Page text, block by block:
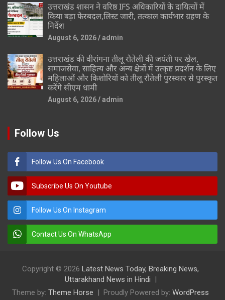
उत्तराखंड शासन ने वरिष्ठ IFS अधिकारियों के दायित्वों में
किया बड़ा फेरबदल,लिस्ट जारी, तत्काल कार्यभार ग्रहण के
निर्देश
August 6, 2026 admin
उत्तराखंड की वीरांगना तीलू रौतेली की जयंती पर खेल,
समाजसेवा, साहित्य और अन्य क्षेत्रों में उत्कृष्ट प्रदर्शन के लिए
महिलाओं और किशोरियों को तीलू रौतेली पुरस्कार से पुरस्कृत
करेंगे सीएम धामी
August 6, 2026 admin
Follow Us
Follow Us On Facebook
Subscribe Us On Youtube
Follow Us On Instagram
Contact Us On WhatsApp
Copyright © 2026 Latest News Today, Breaking News,
Uttarakhand News in Hindi
Theme by: Theme Horse Proudly Powered by: WordPress